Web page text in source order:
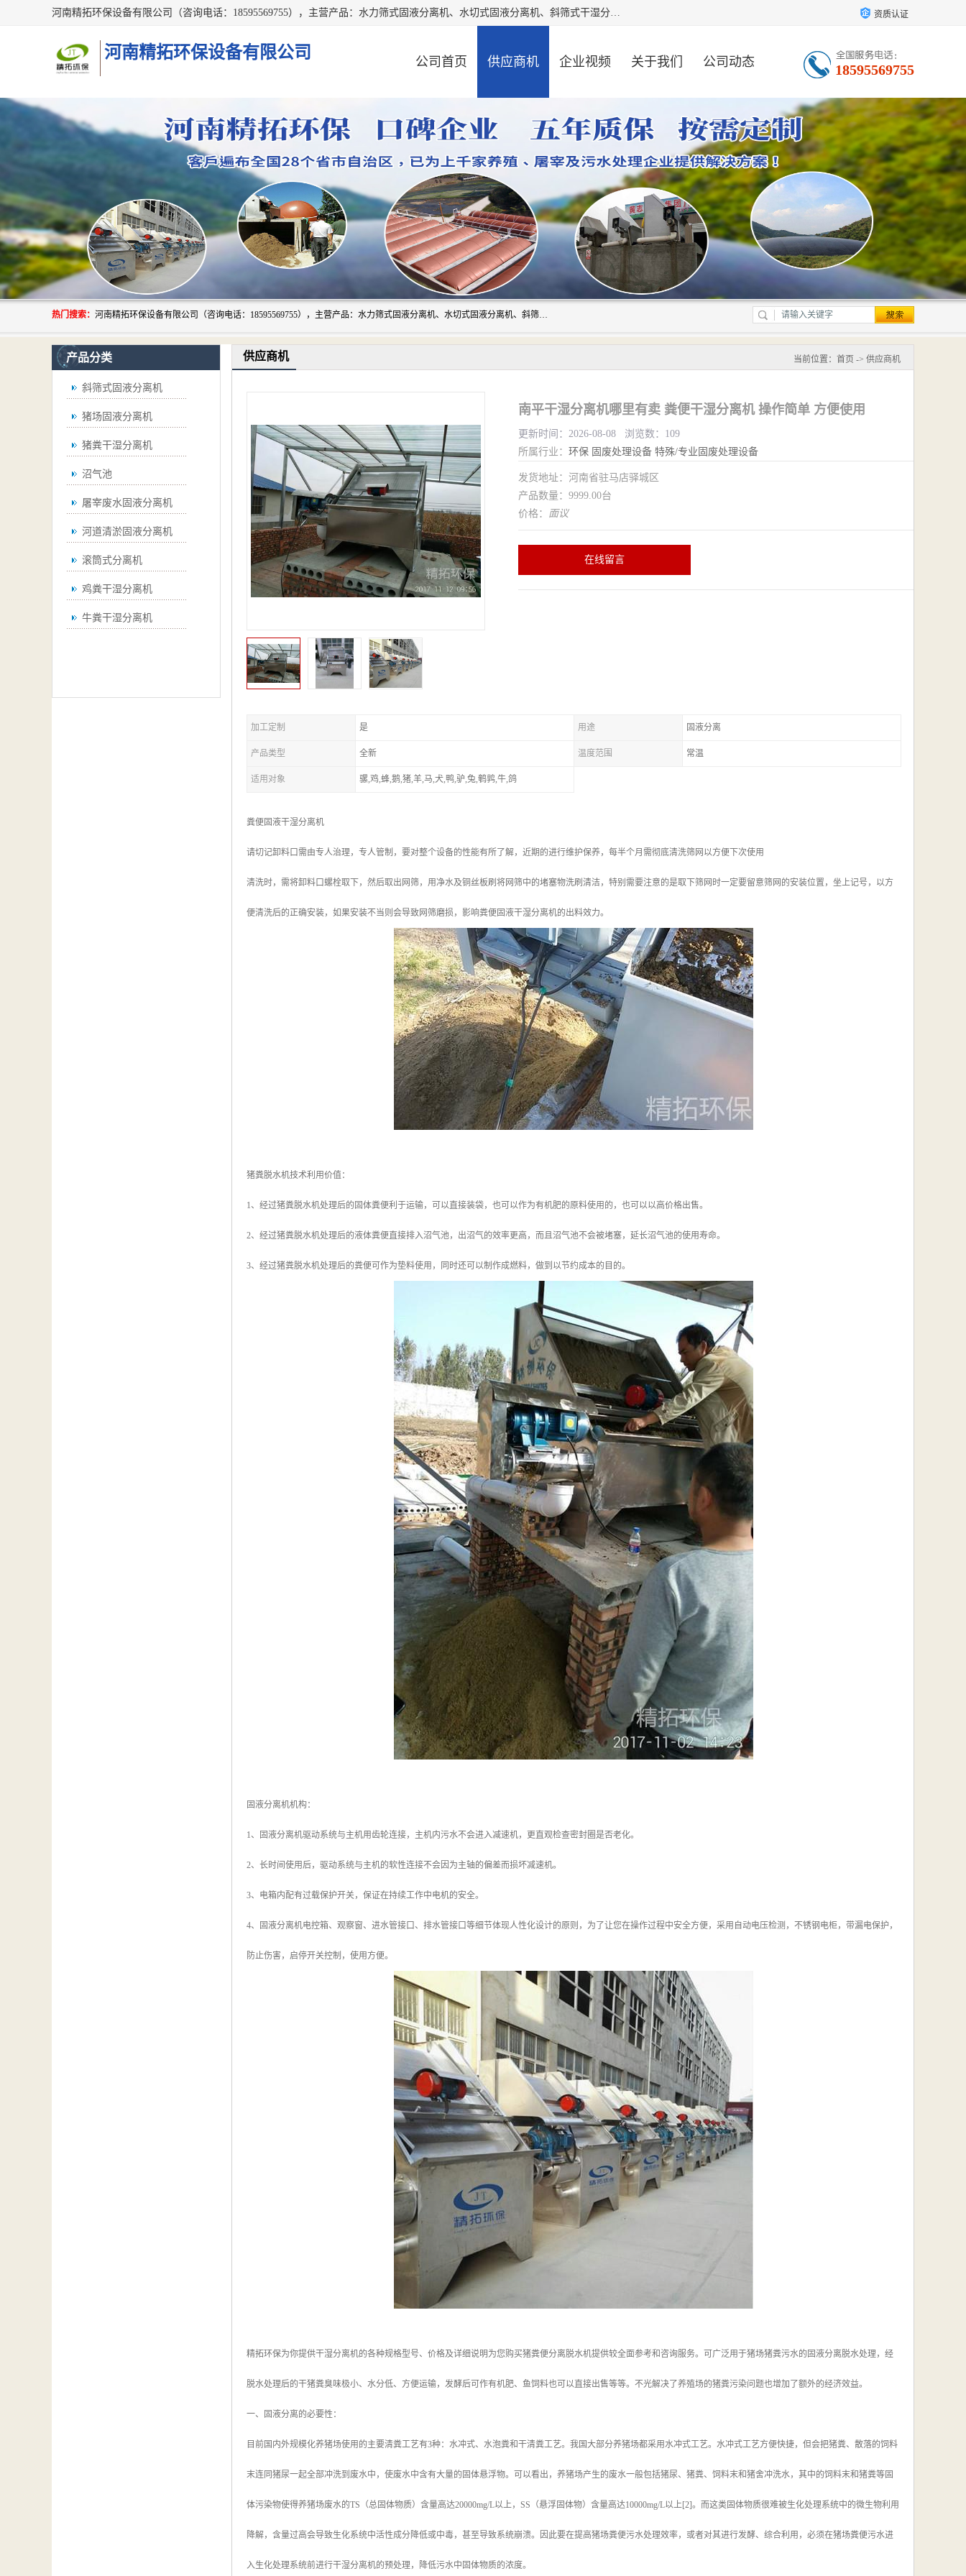
河南精拓环保设备有限公司（咨询电话：18595569755），主营产品：水力筛式固液分离机、水切式固液分离机、斜筛式干湿分离机、养猪场固液分离机、斜筛式固液分离机、屠宰场固液分离机、猪场干湿分离机等。公司从事固液分离设备及配套沼气池的研发、设计、销售与施工，并提供污水处理整体解决方案。 资质认证
河南精拓环保设备有限公司 公司首页 供应商机 企业视频 关于我们 公司动态 18595569755
热门搜索： 河南精拓环保设备有限公司（咨询电话：18595569755），主营产品：水力筛式固液分离机、水切式固液分离机、斜筛式干湿分离机、养猪场固液分离机、斜筛式固液分离机、屠宰场固液分离机、猪场干湿分离机等。公司从事固液分离设备及配套沼气池的研发、设计、销售与施工，并提供污水处理整体解决方案。
产品分类
斜筛式固液分离机
猪场固液分离机
猪粪干湿分离机
沼气池
屠宰废水固液分离机
河道清淤固液分离机
滚筒式分离机
鸡粪干湿分离机
牛粪干湿分离机
供应商机 当前位置： 首页 -> 供应商机
南平干湿分离机哪里有卖 粪便干湿分离机 操作简单 方便使用
更新时间：2026-08-08 浏览数：109
所属行业： 环保 固废处理设备 特殊/专业固废处理设备
发货地址：河南省驻马店驿城区
产品数量：9999.00台
价格： 面议
在线留言
加工定制 是 用途 固液分离
产品类型 全新 温度范围 常温
适用对象 骡,鸡,蜂,鹅,猪,羊,马,犬,鸭,驴,兔,鹌鹑,牛,鸽
粪便固液干湿分离机
请切记卸料口需由专人治理，专人管制，要对整个设备的性能有所了解，近期的进行维护保养，每半个月需彻底清洗筛网以方便下次使用
清洗时，需将卸料口螺栓取下，然后取出网筛，用净水及铜丝板刷将网筛中的堵塞物洗刷清洁，特别需要注意的是取下筛网时一定要留意筛网的安装位置，坐上记号，以方
便清洗后的正确安装，如果安装不当则会导致网筛磨损，影响粪便固液干湿分离机的出料效力。
猪粪脱水机技术利用价值：
1、经过猪粪脱水机处理后的固体粪便利于运输，可以直接装袋，也可以作为有机肥的原料使用的，也可以以高价格出售。
2、经过猪粪脱水机处理后的液体粪便直接排入沼气池，出沼气的效率更高，而且沼气池不会被堵塞，延长沼气池的使用寿命。
3、经过猪粪脱水机处理后的粪便可作为垫料使用，同时还可以制作成燃料，做到以节约成本的目的。
固液分离机机构：
1、固液分离机驱动系统与主机用齿轮连接，主机内污水不会进入减速机，更直观检查密封圈是否老化。
2、长时间使用后，驱动系统与主机的软性连接不会因为主轴的偏差而损坏减速机。
3、电箱内配有过载保护开关，保证在持续工作中电机的安全。
4、固液分离机电控箱、观察窗、进水管接口、排水管接口等细节体现人性化设计的原则，为了让您在操作过程中安全方便，采用自动电压检测，不锈钢电柜，带漏电保护，
防止伤害，启停开关控制，使用方便。
精拓环保为你提供干湿分离机的各种规格型号、价格及详细说明为您购买猪粪便分离脱水机提供较全面参考和咨询服务。可广泛用于猪场猪粪污水的固液分离脱水处理，经
脱水处理后的干猪粪臭味极小、水分低、方便运输，发酵后可作有机肥、鱼饲料也可以直接出售等等。不光解决了养殖场的猪粪污染问题也增加了额外的经济效益。
一、固液分离的必要性：
目前国内外规模化养猪场使用的主要清粪工艺有3种：水冲式、水泡粪和干清粪工艺。我国大部分养猪场都采用水冲式工艺。水冲式工艺方便快捷，但会把猪粪、散落的饲料
末连同猪尿一起全部冲洗到废水中，使废水中含有大量的固体悬浮物。可以看出，养猪场产生的废水一般包括猪尿、猪粪、饲料末和猪舍冲洗水，其中的饲料末和猪粪等固
体污染物使得养猪场废水的TS（总固体物质）含量高达20000mg/L以上，SS（悬浮固体物）含量高达10000mg/L以上[2]。而这类固体物质很难被生化处理系统中的微生物利用
降解，含量过高会导致生化系统中活性成分降低或中毒，甚至导致系统崩溃。因此要在提高猪场粪便污水处理效率，或者对其进行发酵、综合利用，必须在猪场粪便污水进
入生化处理系统前进行干湿分离机的预处理，降低污水中固体物质的浓度。